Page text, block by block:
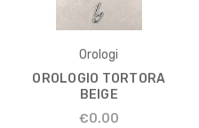
Orologi
OROLOGIO TORTORA
BEIGE
€0.00